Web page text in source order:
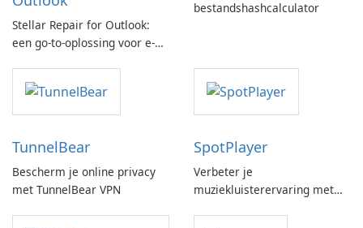
Stellar Repair for Outlook:
een go-to-oplossing voor e-
bestandshashcalculator
TunnelBear
Bescherm je online privacy
met TunnelBear VPN
SpotPlayer
Verbeter je
muziekluisterervaring met